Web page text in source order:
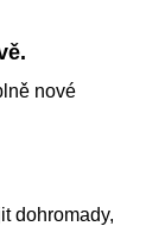
nové
dohromady,